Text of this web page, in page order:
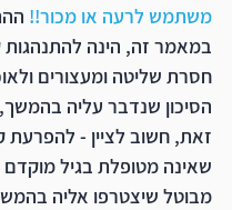
משתמש לרעה או מכור!!
במאמר זה, הינה להתנהגות
חסרת שליטה ומעצורים
הסיכון שנדבר עליה
זאת, חשוב לציין - להפרעת
שאינה מטופלת בגיל מוקדם
מבוטל שיצטרפו אליה